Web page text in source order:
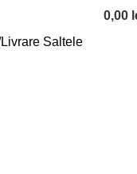
0,00
Livrare Saltele